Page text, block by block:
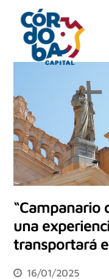
“Campanario
una
transportará
16/01/2025